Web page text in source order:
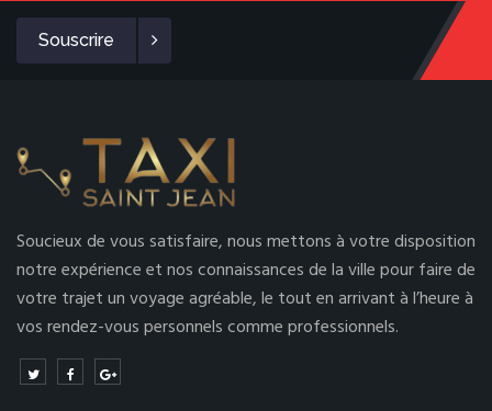
Souscrire
Soucieux de vous satisfaire, nous mettons à votre disposition
notre expérience et nos connaissances de la ville pour faire de
votre trajet un voyage agréable, le tout en arrivant à l’heure à
vos rendez-vous personnels comme professionnels.